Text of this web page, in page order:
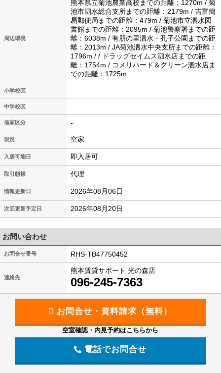
周辺環境
熊本県立菊池農業高校までの距離：1270m / 菊
池市泗水総合支所までの距離：2179m / 吉富簡
易郵便局までの距離：479m / 菊池市立泗水図
書館までの距離：2095m / 菊池警察署までの距
離：6038m / 有朋の里泗水・孔子公園までの距
離：2013m / JA菊池泗水中央支所までの距離：
1796m / / ドラッグセイムス泗水店までの距
離：1754m / コメリハード＆グリーン泗水店ま
での距離：1725m
小学校区
中学校区
借家区分 -
現況 空家
入居可能日 即入居可
取引態様 代理
情報更新日 2026年08月06日
次回更新予定日 2026年08月20日
お問い合わせ
お問合せ番号 RHS-TB47750452
連絡先
熊本賃貸サポート 光の森店
096-245-7363
空室確認・内見予約はこちらから
電話でお問合せ